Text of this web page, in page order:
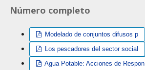
Número completo
Modelado de conjuntos difusos p
Los pescadores del sector social
Agua Potable: Acciones de Respon